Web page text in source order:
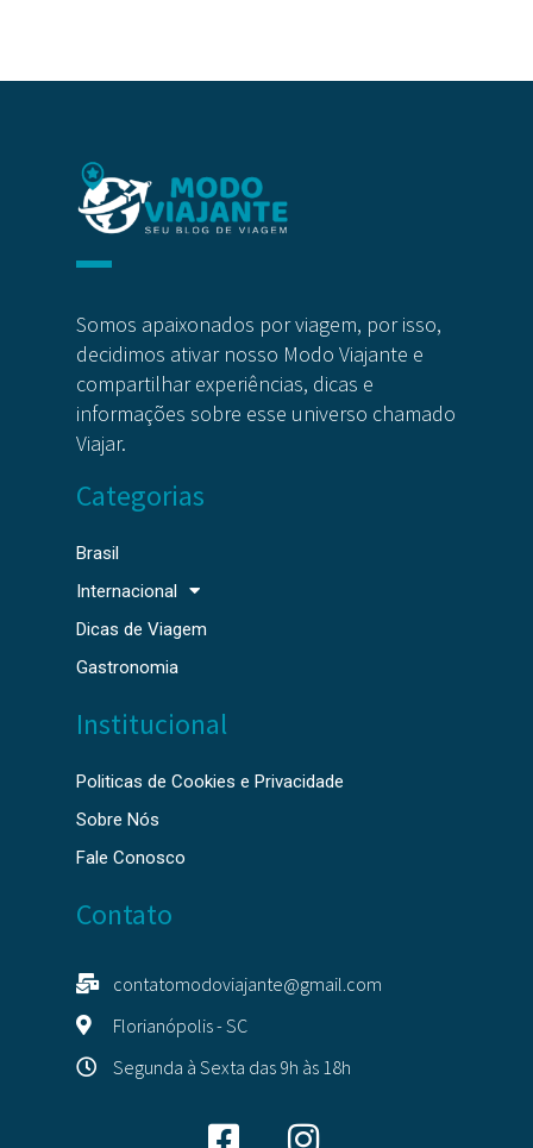
Somos apaixonados por viagem, por isso,
decidimos ativar nosso Modo Viajante e
compartilhar experiências, dicas e
informações sobre esse universo chamado
Viajar.
Categorias
Brasil
Internacional
Dicas de Viagem
Gastronomia
Institucional
Politicas de Cookies e Privacidade
Sobre Nós
Fale Conosco
Contato
contatomodoviajante@gmail.com
Florianópolis - SC
Segunda à Sexta das 9h às 18h